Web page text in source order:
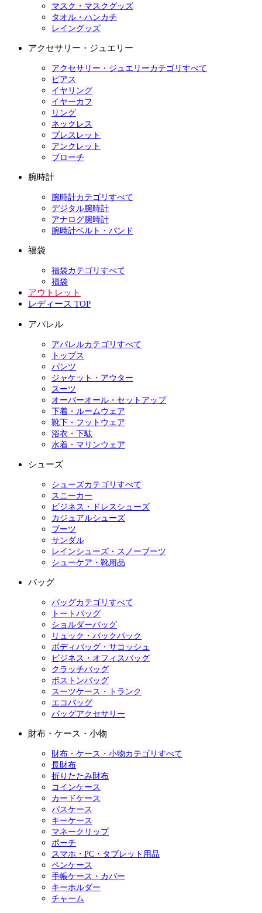
マスク・マスクグッズ
タオル・ハンカチ
レイングッズ
アクセサリー・ジュエリー
アクセサリー・ジュエリーカテゴリすべて
ピアス
イヤリング
イヤーカフ
リング
ネックレス
ブレスレット
アンクレット
ブローチ
腕時計
腕時計カテゴリすべて
デジタル腕時計
アナログ腕時計
腕時計ベルト・バンド
福袋
福袋カテゴリすべて
福袋
アウトレット
レディース TOP
アパレル
アパレルカテゴリすべて
トップス
パンツ
ジャケット・アウター
スーツ
オーバーオール・セットアップ
下着・ルームウェア
靴下・フットウェア
浴衣・下駄
水着・マリンウェア
シューズ
シューズカテゴリすべて
スニーカー
ビジネス・ドレスシューズ
カジュアルシューズ
ブーツ
サンダル
レインシューズ・スノーブーツ
シューケア・靴用品
バッグ
バッグカテゴリすべて
トートバッグ
ショルダーバッグ
リュック・バックパック
ボディバッグ・サコッシュ
ビジネス・オフィスバッグ
クラッチバッグ
ボストンバッグ
スーツケース・トランク
エコバッグ
バッグアクセサリー
財布・ケース・小物
財布・ケース・小物カテゴリすべて
長財布
折りたたみ財布
コインケース
カードケース
パスケース
キーケース
マネークリップ
ポーチ
スマホ・PC・タブレット用品
ペンケース
手帳ケース・カバー
キーホルダー
チャーム